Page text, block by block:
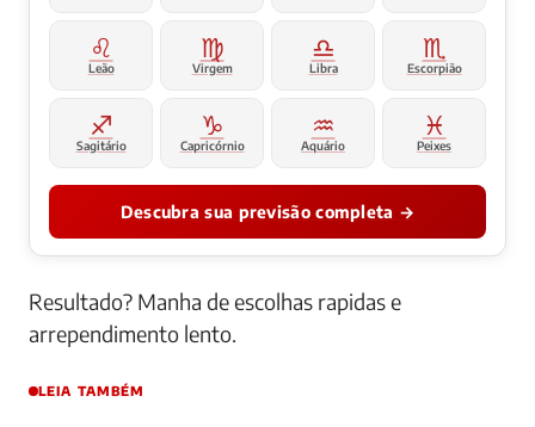
♌
Leão
♍
Virgem
♎
Libra
♏
Escorpião
♐
Sagitário
♑
Capricórnio
♒
Aquário
♓
Peixes
Descubra sua previsão completa →
Resultado? Manha de escolhas rapidas e
arrependimento lento.
LEIA TAMBÉM